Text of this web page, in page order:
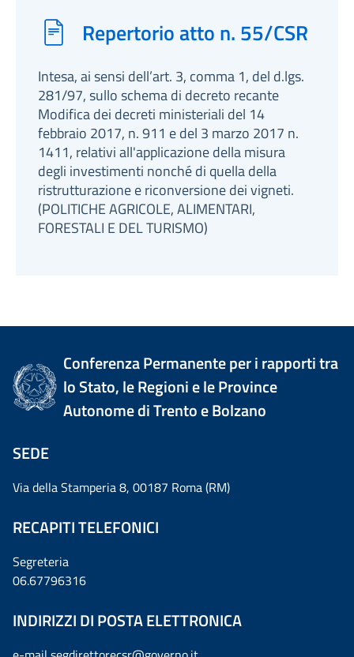
Repertorio atto n. 55/CSR
Intesa, ai sensi dell’art. 3, comma 1, del d.lgs.
281/97, sullo schema di decreto recante
Modifica dei decreti ministeriali del 14
febbraio 2017, n. 911 e del 3 marzo 2017 n.
1411, relativi all'applicazione della misura
degli investimenti nonché di quella della
ristrutturazione e riconversione dei vigneti.
(POLITICHE AGRICOLE, ALIMENTARI,
FORESTALI E DEL TURISMO)
Conferenza Permanente per i rapporti tra
lo Stato, le Regioni e le Province
Autonome di Trento e Bolzano
SEDE
Via della Stamperia 8, 00187 Roma (RM)
RECAPITI TELEFONICI
Segreteria
06.67796316
INDIRIZZI DI POSTA ELETTRONICA